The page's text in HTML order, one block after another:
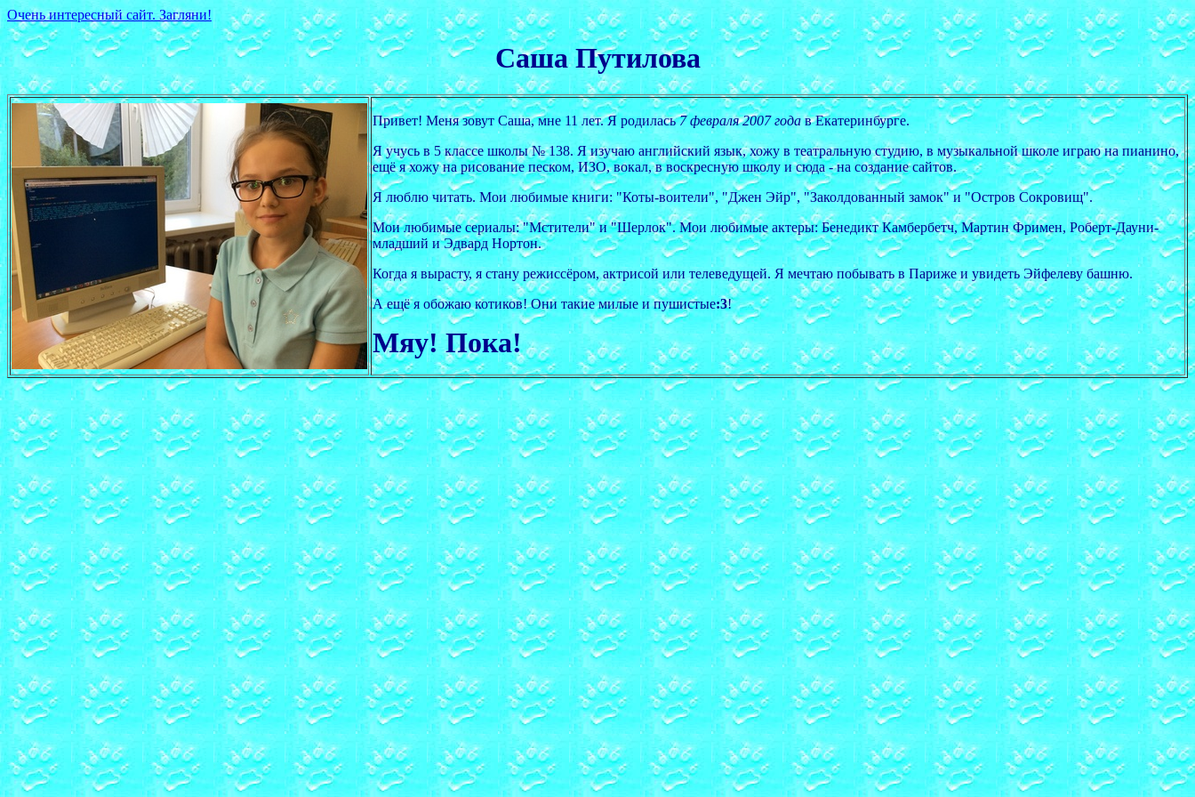
Очень интересный сайт. Загляни!
Саша Путилова
Привет! Меня зовут Саша, мне 11 лет. Я родилась7 февраля 2007 годав Екатеринбурге.
Я учусь в 5 классе школы № 138. Я изучаю английский язык, хожу в театральную студию, в музыкальной школе играю на пианино,
ещё я хожу на рисование песком, ИЗО, вокал, в воскресную школу и сюда - на создание сайтов.
Я люблю читать. Мои любимые книги: "Коты-воители", "Джен Эйр", "Заколдованный замок" и "Остров Сокровищ".
Мои любимые сериалы: "Мстители" и "Шерлок". Мои любимые актеры: Бенедикт Камбербетч, Мартин Фримен, Роберт-Дауни-
младший и Эдвард Нортон.
Когда я вырасту, я стану режиссёром, актрисой или телеведущей. Я мечтаю побывать в Париже и увидеть Эйфелеву башню.
А ещё я обожаю котиков! Они такие милые и пушистые:3!
Мяу! Пока!